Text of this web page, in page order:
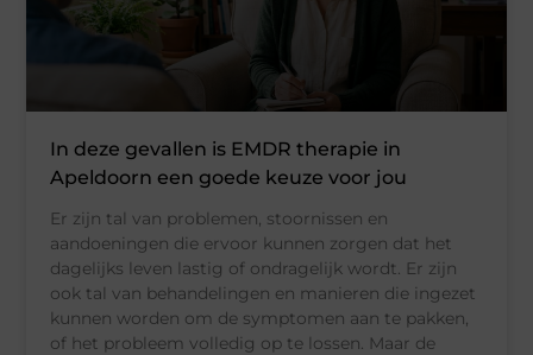
In deze gevallen is EMDR therapie in
Apeldoorn een goede keuze voor jou
Er zijn tal van problemen, stoornissen en
aandoeningen die ervoor kunnen zorgen dat het
dagelijks leven lastig of ondragelijk wordt. Er zijn
ook tal van behandelingen en manieren die ingezet
kunnen worden om de symptomen aan te pakken,
of het probleem volledig op te lossen. Maar de